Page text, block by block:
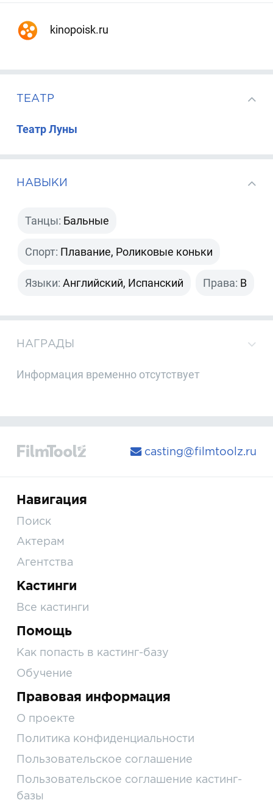
kinopoisk.ru
ТЕАТР
Театр Луны
НАВЫКИ
Танцы: Бальные
Спорт: Плавание, Роликовые коньки
Языки: Английский, Испанский Права: B
НАГРАДЫ
Информация временно отсутствует
casting@filmtoolz.ru
Навигация
Поиск
Актерам
Агентства
Кастинги
Все кастинги
Помощь
Как попасть в кастинг-базу
Обучение
Правовая информация
О проекте
Политика конфиденциальности
Пользовательское соглашение
Пользовательское соглашение кастинг-
базы